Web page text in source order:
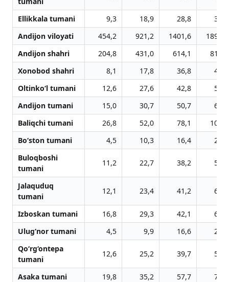
Ellikkala tumani 9,3 18,9 28,8
38,9
Andijon viloyati
454,2 921,2 1401,6
1894,3
Andijon shahri
204,8 431,0 614,1
818,9
Xonobod shahri
8,1 17,8 36,8
49,7
Oltinko‘l tumani
12,6 27,6 42,8
57,2
Andijon tumani
15,0 30,7 50,7
67,8
Baliqchi tumani
26,8 52,0 78,1
108,0
Bo‘ston tumani
4,5 10,3 16,4
22,2
Buloqboshi
tumani
11,2 22,7 38,2 51,6
Jalaquduq
tumani
12,1 23,4 41,2 60,1
Izboskan tumani 16,8 29,3 42,1
65,3
Ulug‘nor tumani
4,5 9,9 16,6
22,8
Qo‘rg‘ontepa
tumani
12,6 25,2 39,7 53,7
Asaka tumani 19,8 35,2 57,7
77,2